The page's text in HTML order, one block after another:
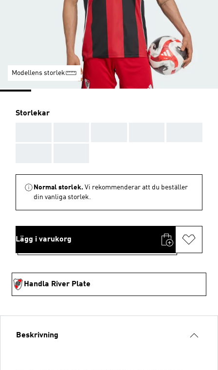
Modellens storlek
Storlekar
Normal storlek. Vi rekommenderar att du beställer
din vanliga storlek.
Lägg i varukorg
Handla River Plate
Beskrivning